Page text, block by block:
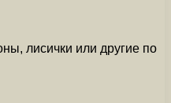
лисички или другие по